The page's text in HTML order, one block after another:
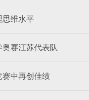
思维水平
赛江苏代表队
赛中再创佳绩